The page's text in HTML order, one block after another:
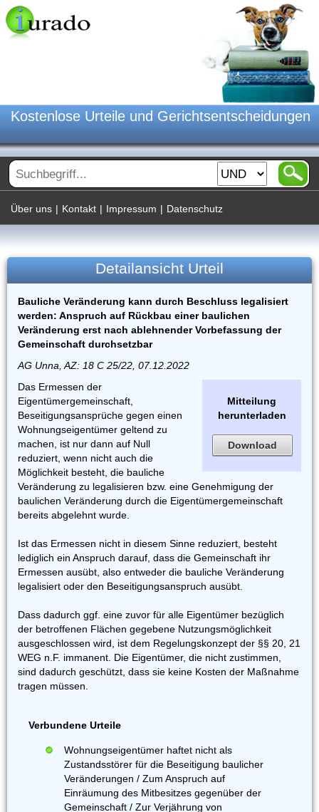
Kostenlose Urteile und Gerichtsentscheidungen
Über uns | Kontakt | Impressum | Datenschutz
Detailansicht Urteil
Bauliche Veränderung kann durch Beschluss legalisiert
werden: Anspruch auf Rückbau einer baulichen
Veränderung erst nach ablehnender Vorbefassung der
Gemeinschaft durchsetzbar
AG Unna, AZ: 18 C 25/22, 07.12.2022
Mitteilung
herunterladen
Download
Das Ermessen der
Eigentümergemeinschaft,
Beseitigungsansprüche gegen einen
Wohnungseigentümer geltend zu
machen, ist nur dann auf Null
reduziert, wenn nicht auch die
Möglichkeit besteht, die bauliche
Veränderung zu legalisieren bzw. eine Genehmigung der
baulichen Veränderung durch die Eigentümergemeinschaft
bereits abgelehnt wurde.
Ist das Ermessen nicht in diesem Sinne reduziert, besteht
lediglich ein Anspruch darauf, dass die Gemeinschaft ihr
Ermessen ausübt, also entweder die bauliche Veränderung
legalisiert oder den Beseitigungsanspruch ausübt.
Dass dadurch ggf. eine zuvor für alle Eigentümer bezüglich
der betroffenen Flächen gegebene Nutzungsmöglichkeit
ausgeschlossen wird, ist dem Regelungskonzept der §§ 20, 21
WEG n.F. immanent. Die Eigentümer, die nicht zustimmen,
sind dadurch geschützt, dass sie keine Kosten der Maßnahme
tragen müssen.
Verbundene Urteile
Wohnungseigentümer haftet nicht als
Zustandsstörer für die Beseitigung baulicher
Veränderungen / Zum Anspruch auf
Einräumung des Mitbesitzes gegenüber der
Gemeinschaft / Zur Verjährung von